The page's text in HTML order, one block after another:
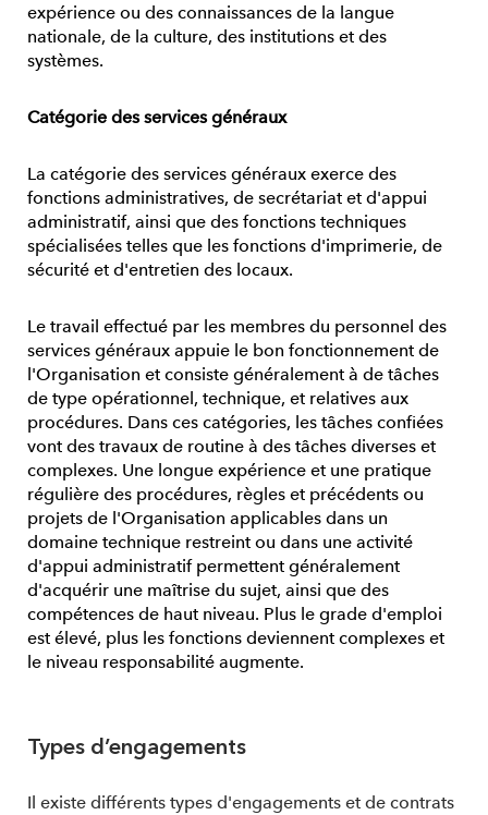
expérience ou des connaissances de la langue
nationale, de la culture, des institutions et des
systèmes.
Catégorie des services généraux
La catégorie des services généraux exerce des
fonctions administratives, de secrétariat et d'appui
administratif, ainsi que des fonctions techniques
spécialisées telles que les fonctions d'imprimerie, de
sécurité et d'entretien des locaux.
Le travail effectué par les membres du personnel des
services généraux appuie le bon fonctionnement de
l'Organisation et consiste généralement à de tâches
de type opérationnel, technique, et relatives aux
procédures. Dans ces catégories, les tâches confiées
vont des travaux de routine à des tâches diverses et
complexes. Une longue expérience et une pratique
régulière des procédures, règles et précédents ou
projets de l'Organisation applicables dans un
domaine technique restreint ou dans une activité
d'appui administratif permettent généralement
d'acquérir une maîtrise du sujet, ainsi que des
compétences de haut niveau. Plus le grade d'emploi
est élevé, plus les fonctions deviennent complexes et
le niveau responsabilité augmente.
Types d’engagements
Il existe différents types d'engagements et de contrats